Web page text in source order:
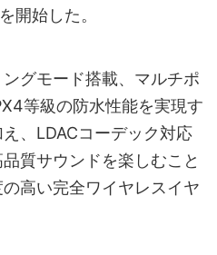
開始した。
グモード搭載、マルチポ
等級の防水性能を実現す
、LDACコーデック対応
質サウンドを楽しむこと
高い完全ワイヤレスイヤ